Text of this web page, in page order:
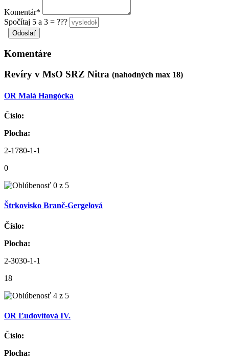
Komentár*
Spočítaj 5 a 3 = ???
Komentáre
Revíry v MsO SRZ Nitra (nahodných max 18)
OR Malá Hangócka
Číslo:
Plocha:
2-1780-1-1
0
Štrkovisko Branč-Gergelová
Číslo:
Plocha:
2-3030-1-1
18
OR Ľudovítová IV.
Číslo:
Plocha: